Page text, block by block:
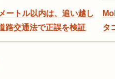
ートル以内は、追い越し
路交通法で正誤を検証
タ